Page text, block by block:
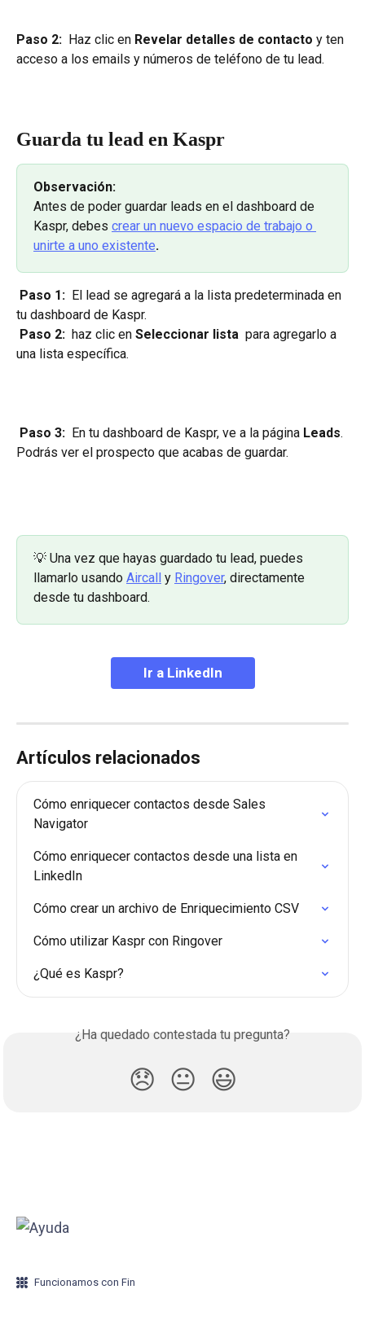
Paso 2: Haz clic en Revelar detalles de contacto y ten
acceso a los emails y números de teléfono de tu lead.
Guarda tu lead en Kaspr
Observación:
Antes de poder guardar leads en el dashboard de
Kaspr, debes crear un nuevo espacio de trabajo o
unirte a uno existente.
Paso 1: El lead se agregará a la lista predeterminada en
tu dashboard de Kaspr.
Paso 2: haz clic en Seleccionar lista para agregarlo a
una lista específica.
Paso 3: En tu dashboard de Kaspr, ve a la página Leads.
Podrás ver el prospecto que acabas de guardar.
💡 Una vez que hayas guardado tu lead, puedes
llamarlo usando Aircall y Ringover, directamente
desde tu dashboard.
Ir a LinkedIn
Artículos relacionados
Cómo enriquecer contactos desde Sales
Navigator
Cómo enriquecer contactos desde una lista en
LinkedIn
Cómo crear un archivo de Enriquecimiento CSV
Cómo utilizar Kaspr con Ringover
¿Qué es Kaspr?
¿Ha quedado contestada tu pregunta?
😞 😐 😃
Funcionamos con Fin